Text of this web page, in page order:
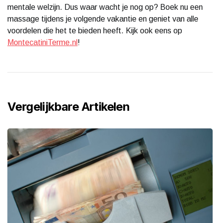
mentale welzijn. Dus waar wacht je nog op? Boek nu een
massage tijdens je volgende vakantie en geniet van alle
voordelen die het te bieden heeft. Kijk ook eens op
MontecatiniTerme.nl !
Vergelijkbare Artikelen